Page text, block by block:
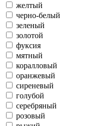
желтый
черно-белый
зеленый
золотой
фуксия
мятный
коралловый
оранжевый
сиреневый
голубой
серебряный
розовый